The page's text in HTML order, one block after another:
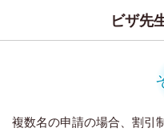
ビザ先
複数名の申請の場合、割引